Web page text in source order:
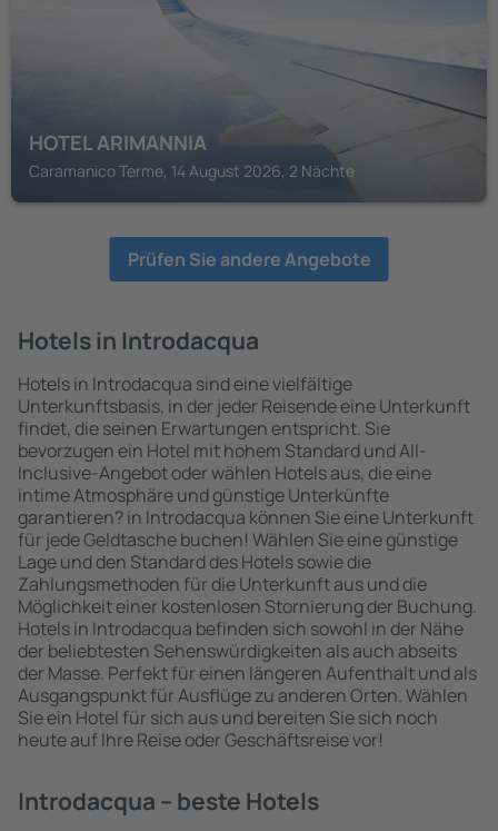
HOTEL ARIMANNIA
Caramanico Terme, 14 August 2026, 2 Nächte
Prüfen Sie andere Angebote
Hotels in Introdacqua
Hotels in Introdacqua sind eine vielfältige
Unterkunftsbasis, in der jeder Reisende eine Unterkunft
findet, die seinen Erwartungen entspricht. Sie
bevorzugen ein Hotel mit hohem Standard und All-
Inclusive-Angebot oder wählen Hotels aus, die eine
intime Atmosphäre und günstige Unterkünfte
garantieren? in Introdacqua können Sie eine Unterkunft
für jede Geldtasche buchen! Wählen Sie eine günstige
Lage und den Standard des Hotels sowie die
Zahlungsmethoden für die Unterkunft aus und die
Möglichkeit einer kostenlosen Stornierung der Buchung.
Hotels in Introdacqua befinden sich sowohl in der Nähe
der beliebtesten Sehenswürdigkeiten als auch abseits
der Masse. Perfekt für einen längeren Aufenthalt und als
Ausgangspunkt für Ausflüge zu anderen Orten. Wählen
Sie ein Hotel für sich aus und bereiten Sie sich noch
heute auf Ihre Reise oder Geschäftsreise vor!
Introdacqua – beste Hotels